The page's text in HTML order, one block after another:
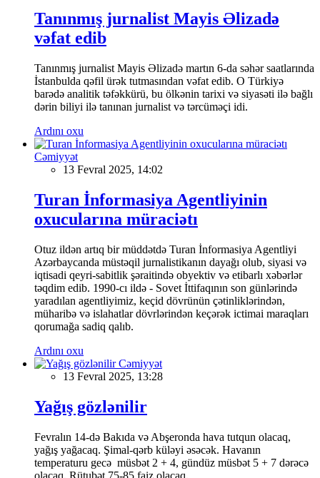
Tanınmış jurnalist Mayis Əlizadə
vəfat edib
Tanınmış jurnalist Mayis Əlizadə martın 6-da səhər saatlarında
İstanbulda qəfil ürək tutmasından vəfat edib. O Türkiyə
barədə analitik təfəkkürü, bu ölkənin tarixi və siyasəti ilə bağlı
dərin biliyi ilə tanınan jurnalist və tərcüməçi idi.
Ardını oxu
Cəmiyyət
13 Fevral 2025, 14:02
Turan İnformasiya Agentliyinin
oxucularına müraciətı
Otuz ildən artıq bir müddətdə Turan İnformasiya Agentliyi
Azərbaycanda müstəqil jurnalistikanın dayağı olub, siyasi və
iqtisadi qeyri-sabitlik şəraitində obyektiv və etibarlı xəbərlər
təqdim edib. 1990-cı ildə - Sovet İttifaqının son günlərində
yaradılan agentliyimiz, keçid dövrünün çətinliklərindən,
müharibə və islahatlar dövrlərindən keçərək ictimai maraqları
qorumağa sadiq qalıb.
Ardını oxu
Cəmiyyət
13 Fevral 2025, 13:28
Yağış gözlənilir
Fevralın 14-də Bakıda və Abşeronda hava tutqun olacaq,
yağış yağacaq. Şimal-qərb küləyi əsəcək. Havanın
temperaturu gecə müsbət 2 + 4, gündüz müsbət 5 + 7 dərəcə
olacaq. Rütubət 75-85 faiz olacaq.